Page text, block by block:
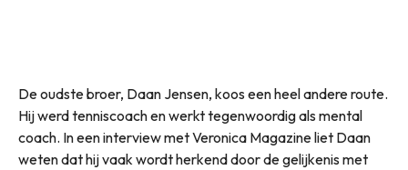
De oudste broer, Daan Jensen, koos een heel andere route.
Hij werd tenniscoach en werkt tegenwoordig als mental
coach. In een interview met Veronica Magazine liet Daan
weten dat hij vaak wordt herkend door de gelijkenis met